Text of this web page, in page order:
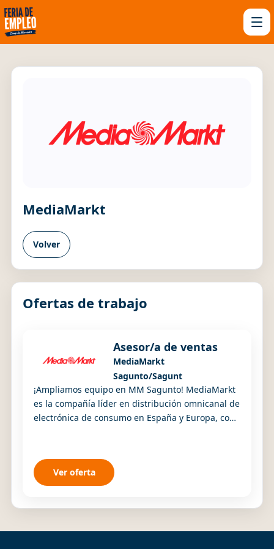
MediaMarkt
Volver
Ofertas de trabajo
Asesor/a de ventas
MediaMarkt
Sagunto/Sagunt
¡Ampliamos equipo en MM Sagunto! MediaMarkt
es la compañía líder en distribución omnicanal de
electrónica de consumo en España y Europa, con
Ver oferta